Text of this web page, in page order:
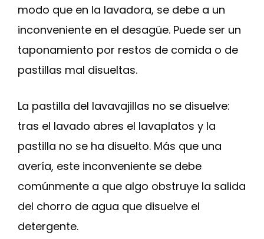
modo que en la lavadora, se debe a un
inconveniente en el desagüe. Puede ser un
taponamiento por restos de comida o de
pastillas mal disueltas.
La pastilla del lavavajillas no se disuelve:
tras el lavado abres el lavaplatos y la
pastilla no se ha disuelto. Más que una
avería, este inconveniente se debe
comúnmente a que algo obstruye la salida
del chorro de agua que disuelve el
detergente.